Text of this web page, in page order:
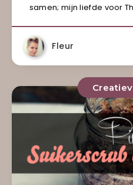
samen; mijn liefde voor
Fleur